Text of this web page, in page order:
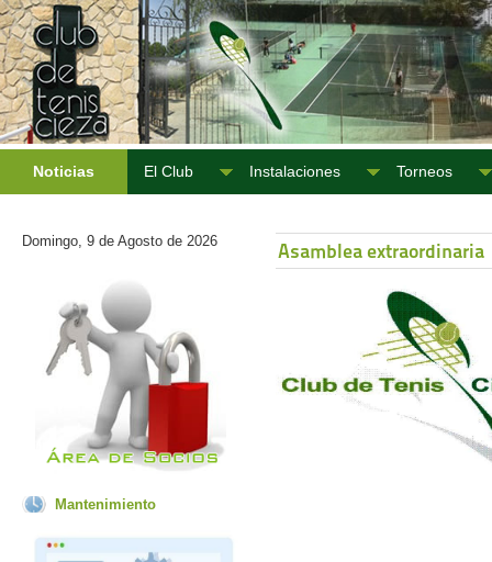
Noticias El Club Instalaciones Torneos
Domingo, 9 de Agosto de 2026
Mantenimiento
Asamblea extraordinaria